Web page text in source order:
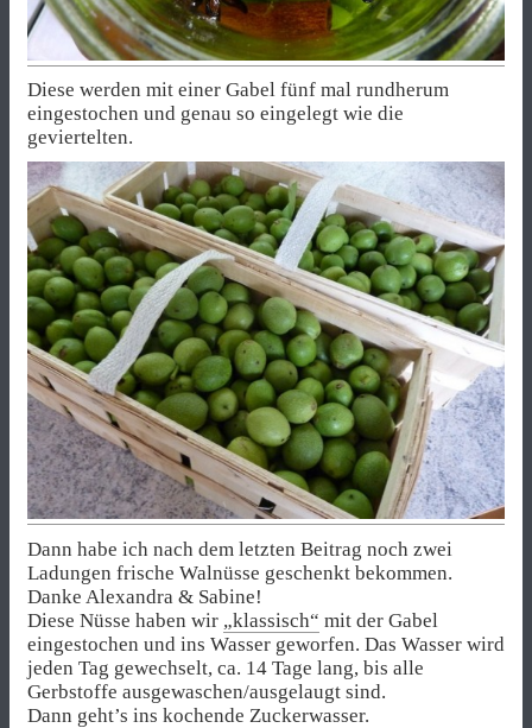
Diese werden mit einer Gabel fünf mal rundherum
eingestochen und genau so eingelegt wie die
geviertelten.
Dann habe ich nach dem letzten Beitrag noch zwei
Ladungen frische Walnüsse geschenkt bekommen.
Danke Alexandra & Sabine!
Diese Nüsse haben wir „klassisch“ mit der Gabel
eingestochen und ins Wasser geworfen. Das Wasser wird
jeden Tag gewechselt, ca. 14 Tage lang, bis alle
Gerbstoffe ausgewaschen/ausgelaugt sind.
Dann geht’s ins kochende Zuckerwasser.